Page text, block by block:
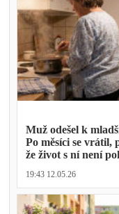
Muž odešel k
Po měsíci se vrátil,
že život s ní není
19:43 12.05.26